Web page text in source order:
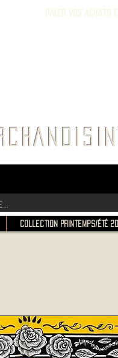
Payer vos achats
Collection Printemps/Été